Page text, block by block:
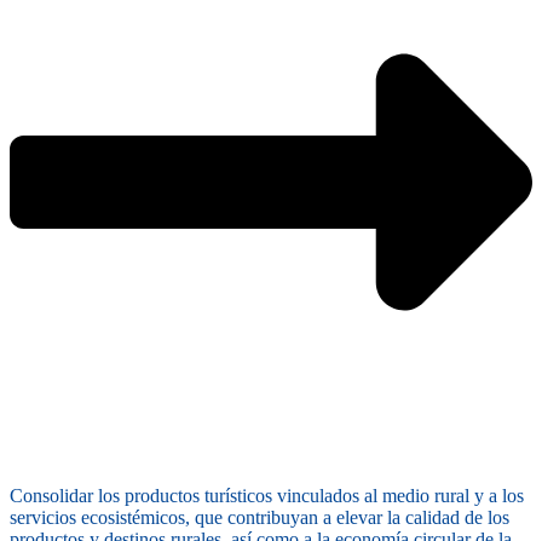
Consolidar los productos turísticos vinculados al medio rural y a los
servicios ecosistémicos, que contribuyan a elevar la calidad de los